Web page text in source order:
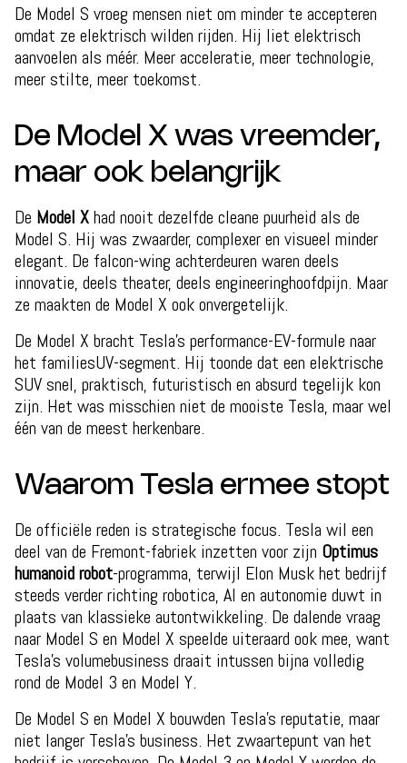
De Model S vroeg mensen niet om minder te accepteren
omdat ze elektrisch wilden rijden. Hij liet elektrisch
aanvoelen als méér. Meer acceleratie, meer technologie,
meer stilte, meer toekomst.
De Model X was vreemder,
maar ook belangrijk
De Model Xhad nooit dezelfde cleane puurheid als de
Model S. Hij was zwaarder, complexer en visueel minder
elegant. De falcon-wing achterdeuren waren deels
innovatie, deels theater, deels engineeringhoofdpijn. Maar
ze maakten de Model X ook onvergetelijk.
De Model X bracht Tesla’s performance-EV-formule naar
het familiesUV-segment. Hij toonde dat een elektrische
SUV snel, praktisch, futuristisch en absurd tegelijk kon
zijn. Het was misschien niet de mooiste Tesla, maar wel
één van de meest herkenbare.
Waarom Tesla ermee stopt
De officiële reden is strategische focus. Tesla wil een
deel van de Fremont-fabriek inzetten voor zijn Optimus
humanoid robot-programma, terwijl Elon Musk het bedrijf
steeds verder richting robotica, AI en autonomie duwt in
plaats van klassieke autontwikkeling. De dalende vraag
naar Model S en Model X speelde uiteraard ook mee, want
Tesla’s volumebusiness draait intussen bijna volledig
rond de Model 3 en Model Y.
De Model S en Model X bouwden Tesla’s reputatie, maar
niet langer Tesla’s business. Het zwaartepunt van het